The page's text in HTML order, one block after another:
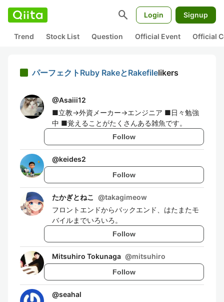
search Login Signup
Trend Stock List Question Official Event Official
パーフェクトRuby RakeとRakefilelikers
@Asaiii12
■立教→外資メーカー→エンジニア ■日々勉強
中 ■覚えることがたくさんある雑魚です。
Follow
@keides2
Follow
たかぎとねこ @takagimeow
フロントエンドからバックエンド、はたまたモ
バイルまでいろいろ。
Follow
Mitsuhiro Tokunaga @mitsuhiro
Follow
@seahal